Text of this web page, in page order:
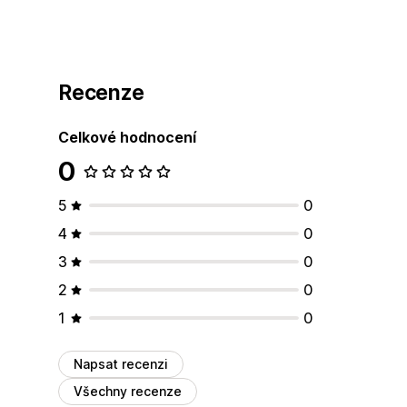
Recenze
Celkové hodnocení
0
5
0
4
0
3
0
2
0
1
0
Napsat recenzi
Všechny recenze